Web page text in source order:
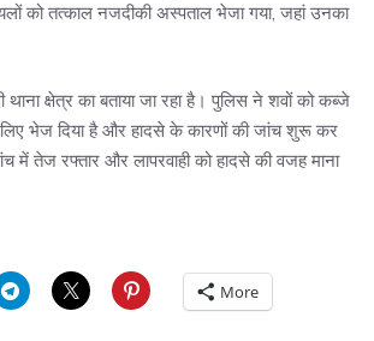
को तत्काल नजदीकी अस्पताल भेजा गया, जहां उनका
थाना क्षेत्र का बताया जा रहा है। पुलिस ने शवों को कब्जे
भेज दिया है और हादसे के कारणों की जांच शुरू कर
में तेज रफ्तार और लापरवाही को हादसे की वजह माना
More